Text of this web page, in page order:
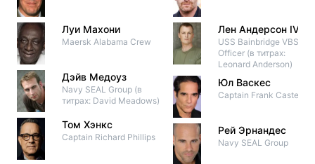
Луи Махони
Maersk Alabama Crew
Дэйв Медоуз
Navy SEAL Group (в
титрах: David Meadows)
Том Хэнкс
Captain Richard Phillips
Лен Андерсон IV
USS Bainbridge VBSS
Officer (в титрах:
Leonard Anderson)
Юл Васкес
Captain Frank
Рей Эрнандес
Navy SEAL Group